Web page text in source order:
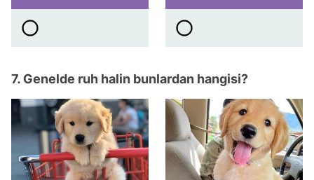
7. Genelde ruh halin bunlardan hangisi?